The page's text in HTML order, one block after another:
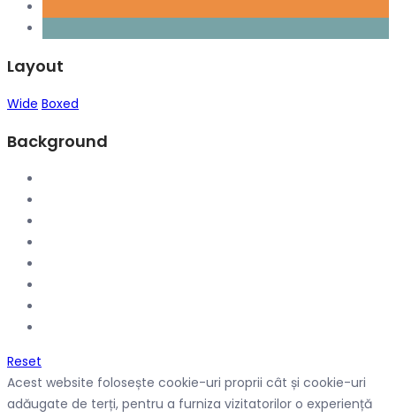
Layout
Wide Boxed
Background
Reset
Acest website folosește cookie-uri proprii cât și cookie-uri
adăugate de terți, pentru a furniza vizitatorilor o experiență